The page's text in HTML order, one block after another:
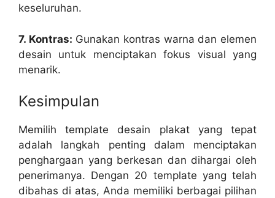
keseluruhan.
7. Kontras: Gunakan kontras warna dan elemen
desain untuk menciptakan fokus visual yang
menarik.
Kesimpulan
Memilih template desain plakat yang tepat
adalah langkah penting dalam menciptakan
penghargaan yang berkesan dan dihargai oleh
penerimanya. Dengan 20 template yang telah
dibahas di atas, Anda memiliki berbagai pilihan